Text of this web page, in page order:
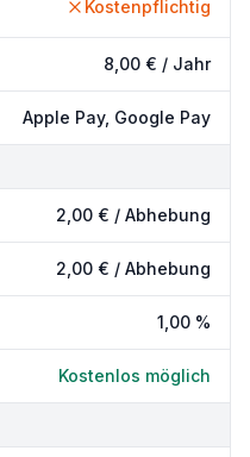
Kostenpflichtig
8,00 € / Jahr
Apple Pay, Google Pay
2,00 € / Abhebung
2,00 € / Abhebung
1,00 %
Kostenlos möglich